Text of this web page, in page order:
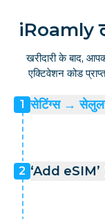
iRoamly
खरीदारी के बाद,
एक्टिवेशन कोड
1 सेटिंग्स → सेलुलर
2 ‘Add eSIM’